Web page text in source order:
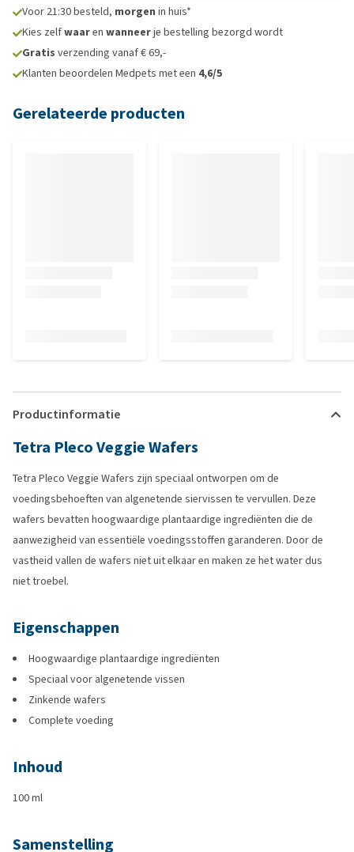
Voor 21:30 besteld, morgen in huis*
Kies zelfwaaren wanneerje bestelling bezorgd wordt
Gratis verzending vanaf € 69,-
Klanten beoordelen Medpets met een 4,6/5
Gerelateerde producten
Productinformatie
Tetra Pleco Veggie Wafers
Tetra Pleco Veggie Wafers zijn speciaal ontworpen om de
voedingsbehoeften van algenetende siervissen te vervullen. Deze
wafers bevatten hoogwaardige plantaardige ingrediënten die de
aanwezigheid van essentiële voedingsstoffen garanderen. Door de
vastheid vallen de wafers niet uit elkaar en maken ze het water dus
niet troebel.
Eigenschappen
Hoogwaardige plantaardige ingrediënten
Speciaal voor algenetende vissen
Zinkende wafers
Complete voeding
Inhoud
100 ml
Samenstelling